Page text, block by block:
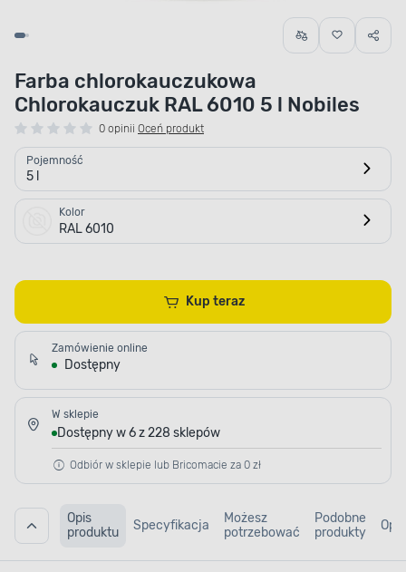
Farba chlorokauczukowa
Chlorokauczuk RAL 6010 5 l Nobiles
0 opinii Oceń produkt
Pojemność
5 l
Kolor
RAL 6010
Kup teraz
Zamówienie online
Dostępny
W sklepie
Dostępny w 6 z 228 sklepów
Odbiór w sklepie lub Bricomacie za 0 zł
Opis
produktu
Specyfikacja
Możesz
potrzebować
Podobne
produkty